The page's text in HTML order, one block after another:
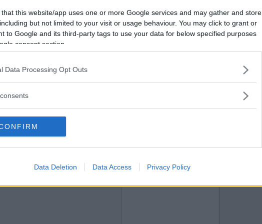
that this website/app uses one or more Google services and may gather and store
but not limited to your visit or usage behaviour. You may click to grant or
to Google and its third-party tags to use your data for below specified purposes
consent section.
Data Processing Opt Outs
Data Deletion Data Access Privacy Policy
2015-10-23 21:44
dig en match också :)
2015-10-23 21:56
Vill du bli
medlem?